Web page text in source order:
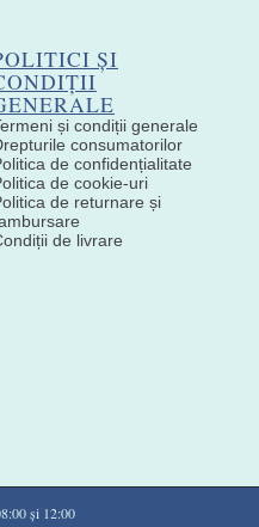
ȘI
și condiții generale
consumatorilor
de confidențialitate
de cookie-uri
de returnare și
de livrare
și 12:00